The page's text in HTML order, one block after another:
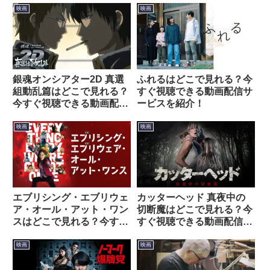
映画
銀魂オンシアター2D 真選
組動乱篇はどこで見れる？
今すぐ視聴できる動画配信
映画
ふれるはどこで見れる？今
すぐ視聴できる動画配信サ
ービスを紹介！
映画
エブリシング・エブリウェ
ア・オール・アット・ワン
スはどこで見れる？今すぐ
スを紹介！
映画
カッターヘッド 真夜中の
切断魔はどこで見れる？今
すぐ視聴できる動画配信サ
映画 映画